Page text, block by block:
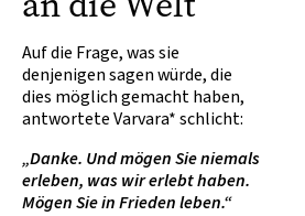
Auf die Frage, was sie
denjenigen sagen würde, die
dies möglich gemacht haben,
antwortete Varvara* schlicht:
„Danke. Und mögen Sie niemals
erleben, was wir erlebt haben.
Mögen Sie in Frieden leben.“